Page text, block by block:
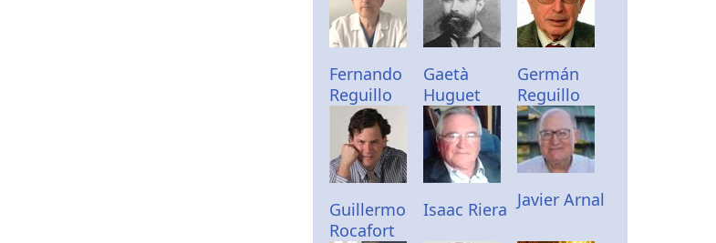
Fernando
Reguillo
Gaetà
Huguet
Germán
Reguillo
Guillermo
Rocafort
Isaac Riera Javier Arnal